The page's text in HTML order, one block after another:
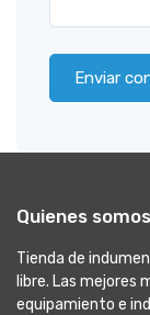
Enviar
Quienes somos
Tienda de
libre. Las mejores
equipamiento e